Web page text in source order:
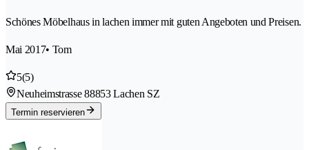
Schönes Möbelhaus in lachen immer mit guten Angeboten und Preisen.
Mai 2017• Tom
5(5)
Neuheimstrasse 88853 Lachen SZ
Termin reservieren